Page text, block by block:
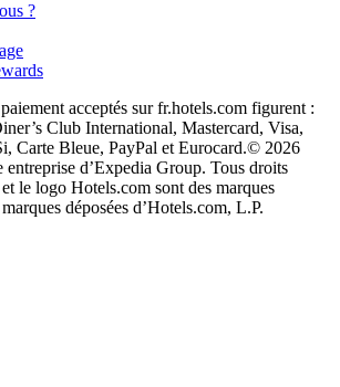
?
acceptés sur fr.hotels.com figurent :
Club International, Mastercard, Visa,
Carte Bleue, PayPal et Eurocard.© 2026
d’Expedia Group. Tous droits
le logo Hotels.com sont des marques
déposées d’Hotels.com, L.P.